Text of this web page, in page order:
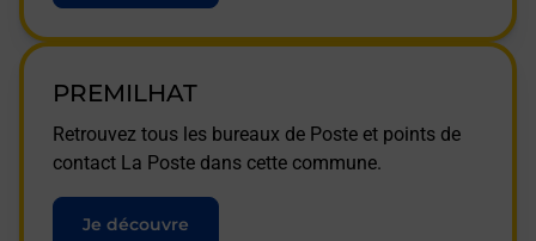
PREMILHAT
Retrouvez tous les bureaux de Poste et points de
contact La Poste dans cette commune.
Je découvre